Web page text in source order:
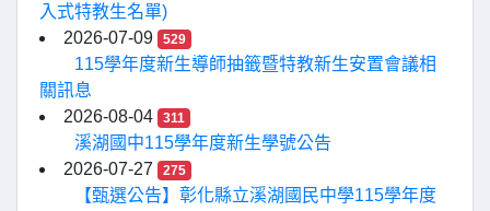
入式特教生名單)
2026-07-09
529
115學年度新生導師抽籤暨特教新生安置會議相
關訊息
2026-08-04
311
溪湖國中115學年度新生學號公告
2026-07-27
275
【甄選公告】彰化縣立溪湖國民中學115學年度